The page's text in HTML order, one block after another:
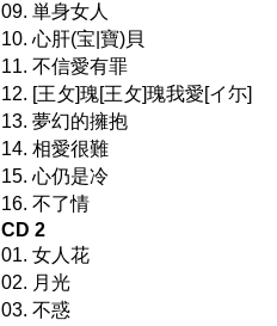
09. 単身女人
10. 心肝(宝|寶)貝
11. 不信愛有罪
12. [王攵]瑰[王攵]瑰我愛[イ尓]
13. 夢幻的擁抱
14. 相愛很難
15. 心仍是冷
16. 不了情
CD 2
01. 女人花
02. 月光
03. 不惑